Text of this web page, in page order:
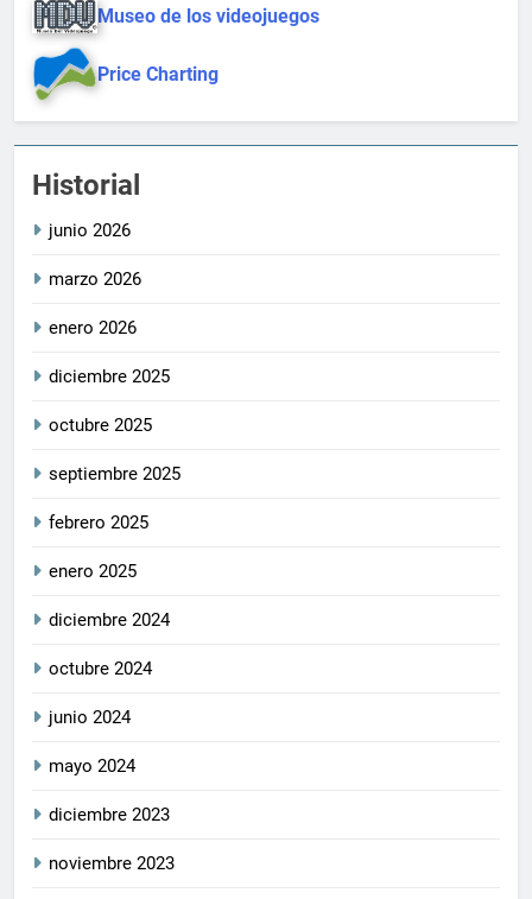
Museo de los videojuegos
Price Charting
Historial
junio 2026
marzo 2026
enero 2026
diciembre 2025
octubre 2025
septiembre 2025
febrero 2025
enero 2025
diciembre 2024
octubre 2024
junio 2024
mayo 2024
diciembre 2023
noviembre 2023